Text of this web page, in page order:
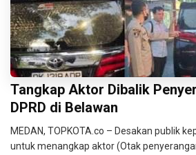
Tangkap Aktor Dibalik
DPRD di Belawan
MEDAN, TOPKOTA.co – Desakan publik
untuk menangkap aktor (Otak